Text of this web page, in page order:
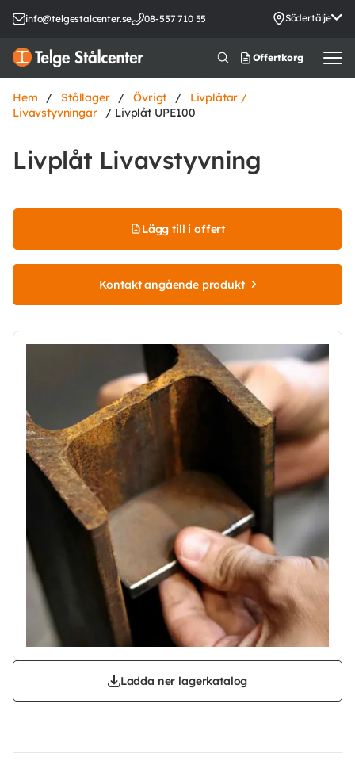
info@telgestalcenter.se 08-557 710 55 Södertälje
Offertkorg
Hem / Stållager / Övrigt /
Livplåtar /
Livavstyvningar
/ Livplåt UPE100
Livplåt Livavstyvning
Lägg till i offert
Kontakt angående produkt
Ladda ner lagerkatalog